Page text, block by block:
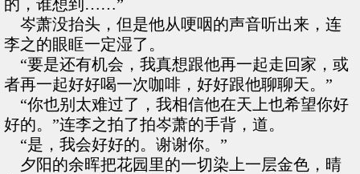
的，谁想到……”
岑萧没抬头，但是他从哽咽的声音听出来，连
李之的眼眶一定湿了。
“要是还有机会，我真想跟他再一起走回家，或
者再一起好好喝一次咖啡，好好跟他聊聊天。”
“你也别太难过了，我相信他在天上也希望你好
好的。”连李之拍了拍岑萧的手背，道。
“是，我会好好的。谢谢你。”
夕阳的余晖把花园里的一切染上一层金色，晴